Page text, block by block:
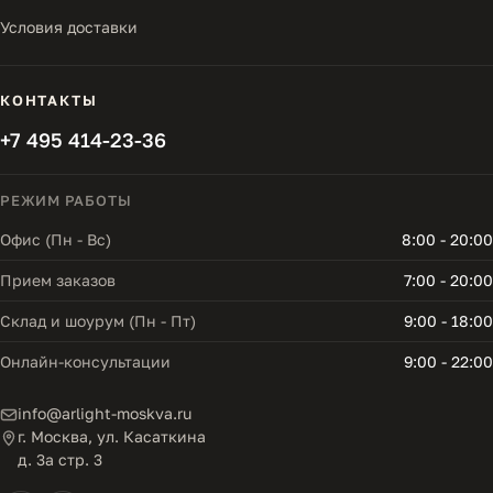
Условия доставки
КОНТАКТЫ
+7 495 414-23-36
РЕЖИМ РАБОТЫ
Офис (Пн - Вс) 8:00 - 20:00
Прием заказов 7:00 - 20:00
Склад и шоурум (Пн - Пт) 9:00 - 18:00
Онлайн-консультации 9:00 - 22:00
info@arlight-moskva.ru
г. Москва, ул. Касаткина
д. 3а стр. 3